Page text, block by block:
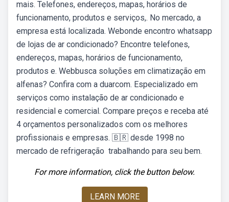
mais. Telefones, endereços, mapas, horários de
funcionamento, produtos e serviços,. No mercado, a
empresa está localizada. Webonde encontro whatsapp
de lojas de ar condicionado? Encontre telefones,
endereços, mapas, horários de funcionamento,
produtos e. Webbusca soluções em climatização em
alfenas? Confira com a duarcom. Especializado em
serviços como instalação de ar condicionado e
residencial e comercial. Compare preços e receba até
4 orçamentos personalizados com os melhores
profissionais e empresas. 🇧🇷 desde 1998 no
mercado de refrigeração ️ trabalhando para seu bem.
For more information, click the button below.
LEARN MORE